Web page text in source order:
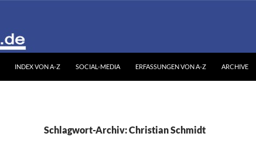
INDEX VON A-Z SOCIAL-MEDIA ERFASSUNGEN VON A-Z ARCHIVE
Schlagwort-Archiv: Christian Schmidt